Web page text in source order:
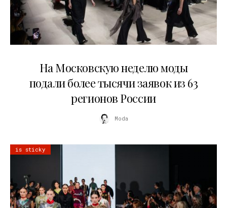
На Московскую неделю моды
подали более тысячи заявок из 63
регионов России
Moda
is sticky